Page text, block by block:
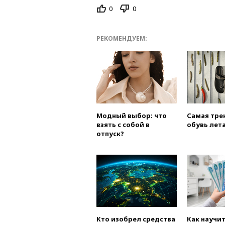
0 0
РЕКОМЕНДУЕМ:
Модный выбор: что
взять с собой в
отпуск?
Самая
обувь
Кто изобрел средства
Как